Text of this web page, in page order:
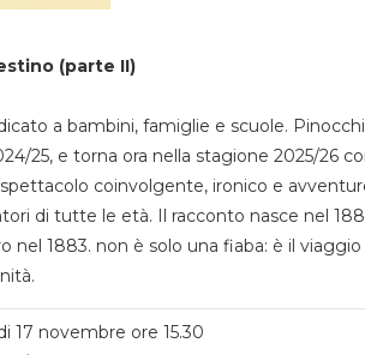
(parte II)
a bambini, famiglie e scuole.
25, e torna ora nella stagione 2025/26
coinvolgente, ironico e
di tutte le età. Il racconto nasce nel
nel 1883. non è solo una fiaba: è il
17 novembre ore 15.30